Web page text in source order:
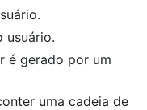
usuário.
é gerado por um
uma cadeia de